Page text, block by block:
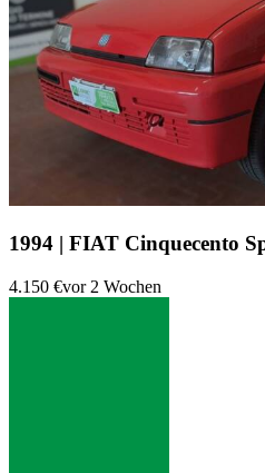
1994 | FIAT Cinquecento
4.150 €vor 2 Wochen